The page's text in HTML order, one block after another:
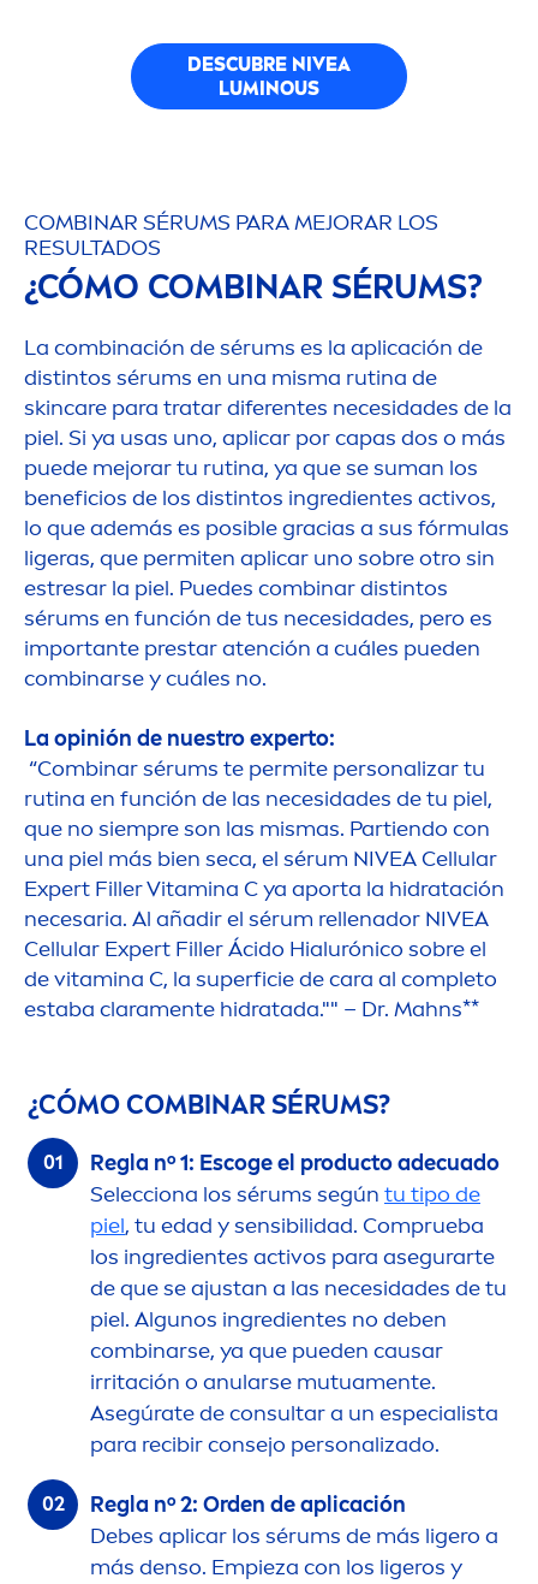
DESCUBRE NIVEA
LUMINOUS
COMBINAR SÉRUMS PARA MEJORAR LOS
RESULTADOS
¿CÓMO COMBINAR SÉRUMS?
La combinación de sérums es la aplicación de
distintos sérums en una misma rutina de
skincare para tratar diferentes necesidades de la
piel. Si ya usas uno, aplicar por capas dos o más
puede mejorar tu rutina, ya que se suman los
beneficios de los distintos ingredientes activos,
lo que además es posible gracias a sus fórmulas
ligeras, que permiten aplicar uno sobre otro sin
estresar la piel. Puedes combinar distintos
sérums en función de tus necesidades, pero es
importante prestar atención a cuáles pueden
combinarse y cuáles no.
La opinión de nuestro experto:
“Combinar sérums te permite personalizar tu
rutina en función de las necesidades de tu piel,
que no siempre son las mismas. Partiendo con
una piel más bien seca, el sérum NIVEA Cellular
Expert FillerVitamina C ya aporta la hidratación
necesaria. Al añadir el sérum rellenador NIVEA
Cellular Expert FillerÁcido Hialurónico sobre el
devitamina C, la superficie de cara al completo
estaba claramente hidratada."" – Dr. Mahns**
¿CÓMO COMBINAR SÉRUMS?
Regla nº 1: Escoge el producto adecuado
Selecciona los sérums según tu tipo de
piel, tu edad y sensibilidad. Comprueba
los ingredientes activos para asegurarte
de que se ajustan a las necesidades de tu
piel. Algunos ingredientes no deben
combinarse, ya que pueden causar
irritación o anularse mutuamente.
Asegúrate de consultar a un especialista
para recibir consejo personalizado.
Regla nº 2: Orden de aplicación
Debes aplicar los sérums de más ligero a
más denso. Empieza con los ligeros y